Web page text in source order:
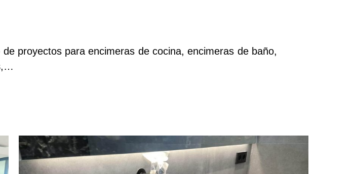
proyectos para encimeras de cocina, encimeras de baño,